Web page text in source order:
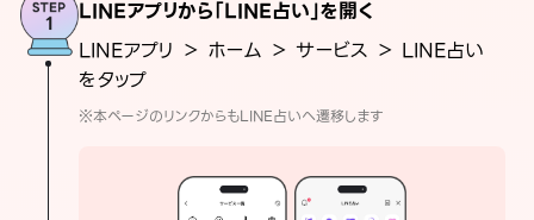
LINEアプリから「LINE占い」を開く
LINEアプリ ＞ ホーム ＞ サービス ＞ LINE占い
をタップ
※本ページのリンクからもLINE占いへ遷移します